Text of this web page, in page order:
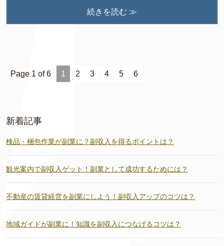
続きを読む ≫
Page 1 of 6 1 2 3 4 5 6
新着記事
検品・梱包作業が副業に？副収入を得るポイントは？
観光案内で副収入ゲット！副業として成功するためには？
不動産の賃貸経営を副業にしよう！副収入アップのコツは？
地域ガイドが副業に！知識を副収入につなげるコツは？